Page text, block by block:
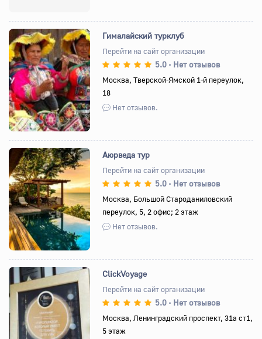
Назад Вперед
Гималайский турклуб
Перейти на сайт организации
5.0 • Нет отзывов
Москва, Тверской-Ямской 1-й переулок,
18
Нет отзывов.
Назад Вперед
Аюрведа тур
Перейти на сайт организации
5.0 • Нет отзывов
Москва, Большой Староданиловский
переулок, 5, 2 офис; 2 этаж
Нет отзывов.
Назад Вперед
ClickVoyage
Перейти на сайт организации
5.0 • Нет отзывов
Москва, Ленинградский проспект, 31а ст1,
5 этаж